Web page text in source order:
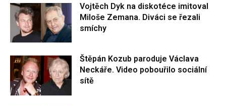
Vojtěch Dyk na diskotéce imitoval
Miloše Zemana. Diváci se řezali
smíchy
Štěpán Kozub paroduje Václava
Neckáře. Video pobouřilo sociální
sítě